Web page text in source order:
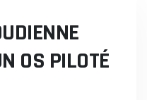
OS PILOTÉ